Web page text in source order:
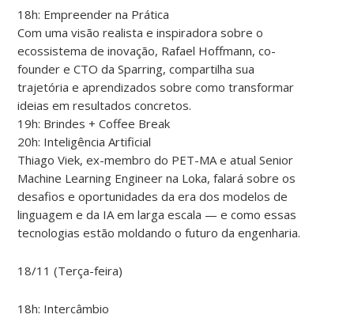
18h: Empreender na Prática
Com uma visão realista e inspiradora sobre o
ecossistema de inovação, Rafael Hoffmann, co-
founder e CTO da Sparring, compartilha sua
trajetória e aprendizados sobre como transformar
ideias em resultados concretos.
19h: Brindes + Coffee Break
20h: Inteligência Artificial
Thiago Viek, ex-membro do PET-MA e atual Senior
Machine Learning Engineer na Loka, falará sobre os
desafios e oportunidades da era dos modelos de
linguagem e da IA em larga escala — e como essas
tecnologias estão moldando o futuro da engenharia.
18/11 (Terça-feira)
18h: Intercâmbio